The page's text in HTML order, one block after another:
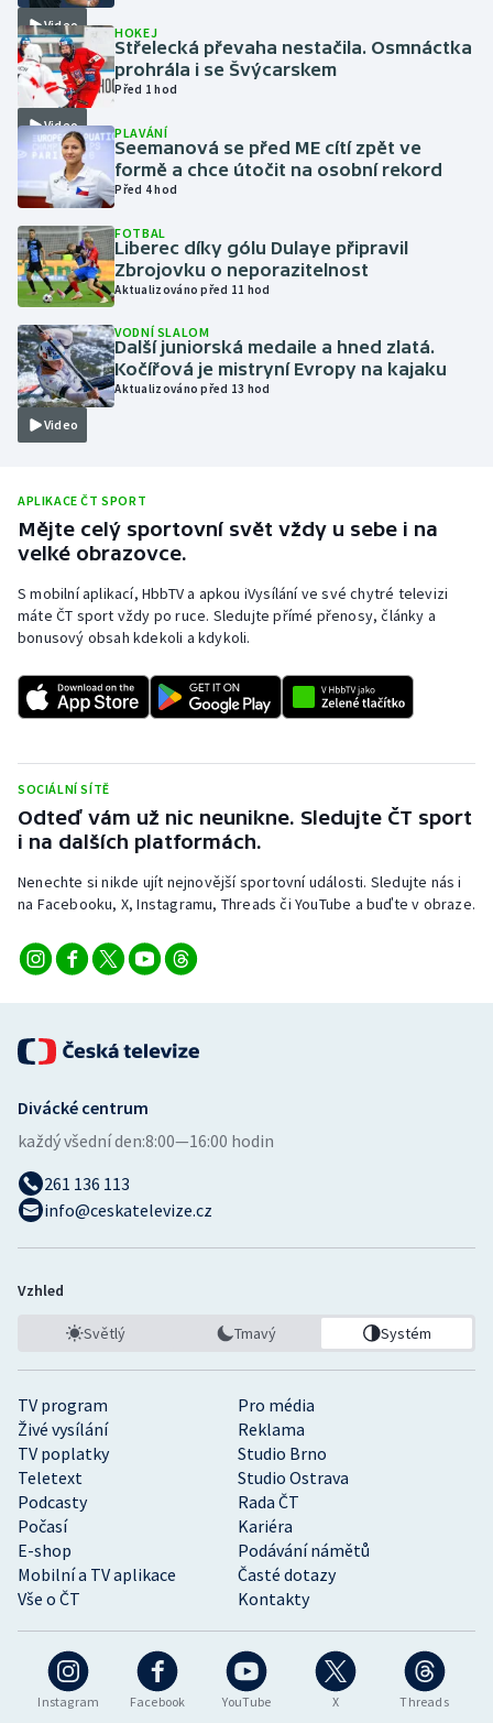
Krasobruslení
Lezení
Lyže a snowboard
Moderní pětiboj
Motorsport
Olympijské hry
Parasport
Plavání
Plážový volejbal
Rychlobruslení
Rychlostní kanoistika
Short track
Sportovní střelba
Triatlon
Vodní slalom
Volejbal
Video
Video
HOKEJ
Střelecká převaha nestačila. Osmnáctka
prohrála i se Švýcarskem
Před 1 hod
PLAVÁNÍ
Seemanová se před ME cítí zpět ve
formě a chce útočit na osobní rekord
Před 4 hod
FOTBAL
Liberec díky gólu Dulaye připravil
Zbrojovku o neporazitelnost
Aktualizováno před 11 hod
Video
VODNÍ SLALOM
Další juniorská medaile a hned zlatá.
Kočířová je mistryní Evropy na kajaku
Aktualizováno před 13 hod
APLIKACE ČT SPORT
Mějte celý sportovní svět vždy u sebe i na
velké obrazovce.
S mobilní aplikací, HbbTV a apkou iVysílání ve své chytré televizi
máte ČT sport vždy po ruce. Sledujte přímé přenosy, články a
bonusový obsah kdekoli a kdykoli.
SOCIÁLNÍ SÍTĚ
Odteď vám už nic neunikne. Sledujte ČT sport
i na dalších platformách.
Nenechte si nikde ujít nejnovější sportovní události. Sledujte nás i
na Facebooku, X, Instagramu, Threads či YouTube a buďte v obraze.
Instagram Facebook YouTube X Threads
TV program
Pro média
Živé vysílání
Reklama
TV poplatky
Studio Brno
Teletext
Studio Ostrava
Podcasty
Rada ČT
Počasí
Kariéra
E-shop
Podávání námětů
Mobilní a TV aplikace
Časté dotazy
Vše o ČT
Kontakty
Divácké centrum
každý všední den:8:00—16:00 hodin
261 136 113
info@ceskatelevize.cz
Vzhled
Světlý Tmavý Systém